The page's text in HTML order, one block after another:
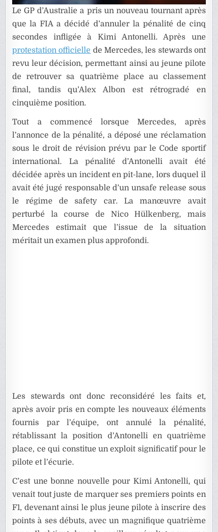
Le GP d’Australie a pris un nouveau tournant après
que la FIA a décidé d’annuler la pénalité de cinq
secondes infligée à Kimi Antonelli. Après une
protestation officielle de Mercedes, les stewards ont
revu leur décision, permettant ainsi au jeune pilote
de retrouver sa quatrième place au classement
final, tandis qu’Alex Albon est rétrogradé en
cinquième position.
Tout a commencé lorsque Mercedes, après
l’annonce de la pénalité, a déposé une réclamation
sous le droit de révision prévu par le Code sportif
international. La pénalité d’Antonelli avait été
décidée après un incident en pit-lane, lors duquel il
avait été jugé responsable d’un unsafe release sous
le régime de safety car. La manœuvre avait
perturbé la course de Nico Hülkenberg, mais
Mercedes estimait que l’issue de la situation
méritait un examen plus approfondi.
Les stewards ont donc reconsidéré les faits et,
après avoir pris en compte les nouveaux éléments
fournis par l’équipe, ont annulé la pénalité,
rétablissant la position d’Antonelli en quatrième
place, ce qui constitue un exploit significatif pour le
pilote et l’écurie.
C’est une bonne nouvelle pour Kimi Antonelli, qui
venait tout juste de marquer ses premiers points en
F1, devenant ainsi le plus jeune pilote à inscrire des
points à ses débuts, avec un magnifique quatrième